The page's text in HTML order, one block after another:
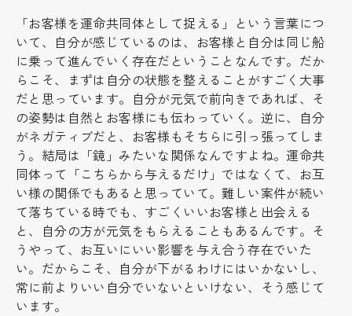
「お客様を運命共同体として捉える」という言葉につ
いて、自分が感じているのは、お客様と自分は同じ船
に乗って進んでいく存在だということなんです。だか
らこそ、まずは自分の状態を整えることがすごく大事
だと思っています。自分が元気で前向きであれば、そ
の姿勢は自然とお客様にも伝わっていく。逆に、自分
がネガティブだと、お客様もそちらに引っ張ってしま
う。結局は「鏡」みたいな関係なんですよね。運命共
同体って「こちらから与えるだけ」ではなくて、お互
い様の関係でもあると思っていて。難しい案件が続い
て落ちている時でも、すごくいいお客様と出会える
と、自分の方が元気をもらえることもあるんです。そ
うやって、お互いにいい影響を与え合う存在でいた
い。だからこそ、自分が下がるわけにはいかないし、
常に前よりいい自分でいないといけない、そう感じて
います。